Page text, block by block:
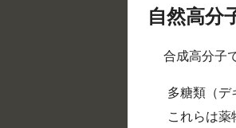
自然高分
合成高分子
多糖類（デ
これらは